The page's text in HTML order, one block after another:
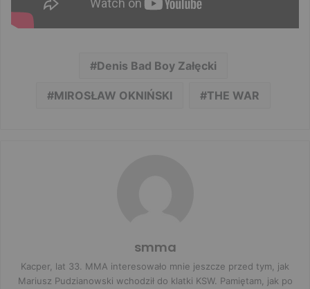
Denis Bad Boy Załęcki
MIROSŁAW OKNIŃSKI THE WAR
smma
Kacper, lat 33. MMA interesowało mnie jeszcze przed tym, jak
Mariusz Pudzianowski wchodził do klatki KSW. Pamiętam, jak po